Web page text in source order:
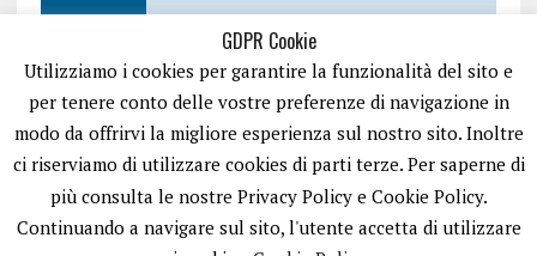
GDPR Cookie
Utilizziamo i cookies per garantire la funzionalità del sito e
per tenere conto delle vostre preferenze di navigazione in
modo da offrirvi la migliore esperienza sul nostro sito. Inoltre
ci riserviamo di utilizzare cookies di parti terze. Per saperne di
più consulta le nostre Privacy Policy e Cookie Policy.
Continuando a navigare sul sito, l'utente accetta di utilizzare